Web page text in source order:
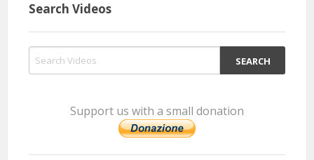
Search Videos
Support us with a small donation